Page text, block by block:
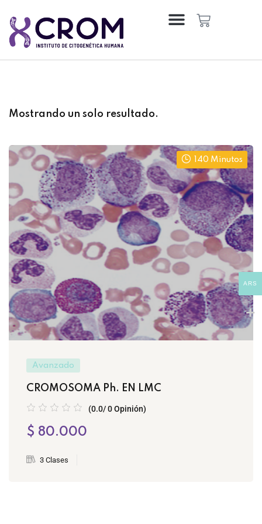
Mostrando un solo resultado.
140 Minutos
Avanzado
CROMOSOMA Ph. EN LMC
(0.0/ 0 Opinión)
$ 80.000
3 Clases
ARS
Sign in Sign up
Sign in
Remember me Lost your password?